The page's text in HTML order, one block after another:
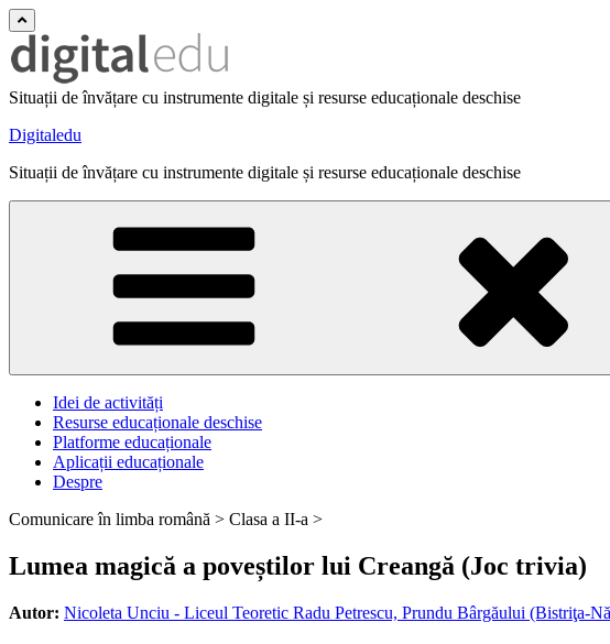
Situații de învățare cu instrumente digitale și resurse educaționale deschise
Digitaledu
Situații de învățare cu instrumente digitale și resurse educaționale deschise
Idei de activități
Resurse educaționale deschise
Platforme educaționale
Aplicații educaționale
Despre
Comunicare în limba română > Clasa a II-a >
Lumea magică a poveștilor lui Creangă (Joc trivia)
Autor: Nicoleta Unciu - Liceul Teoretic Radu Petrescu, Prundu Bârgăului (Bistriţa-